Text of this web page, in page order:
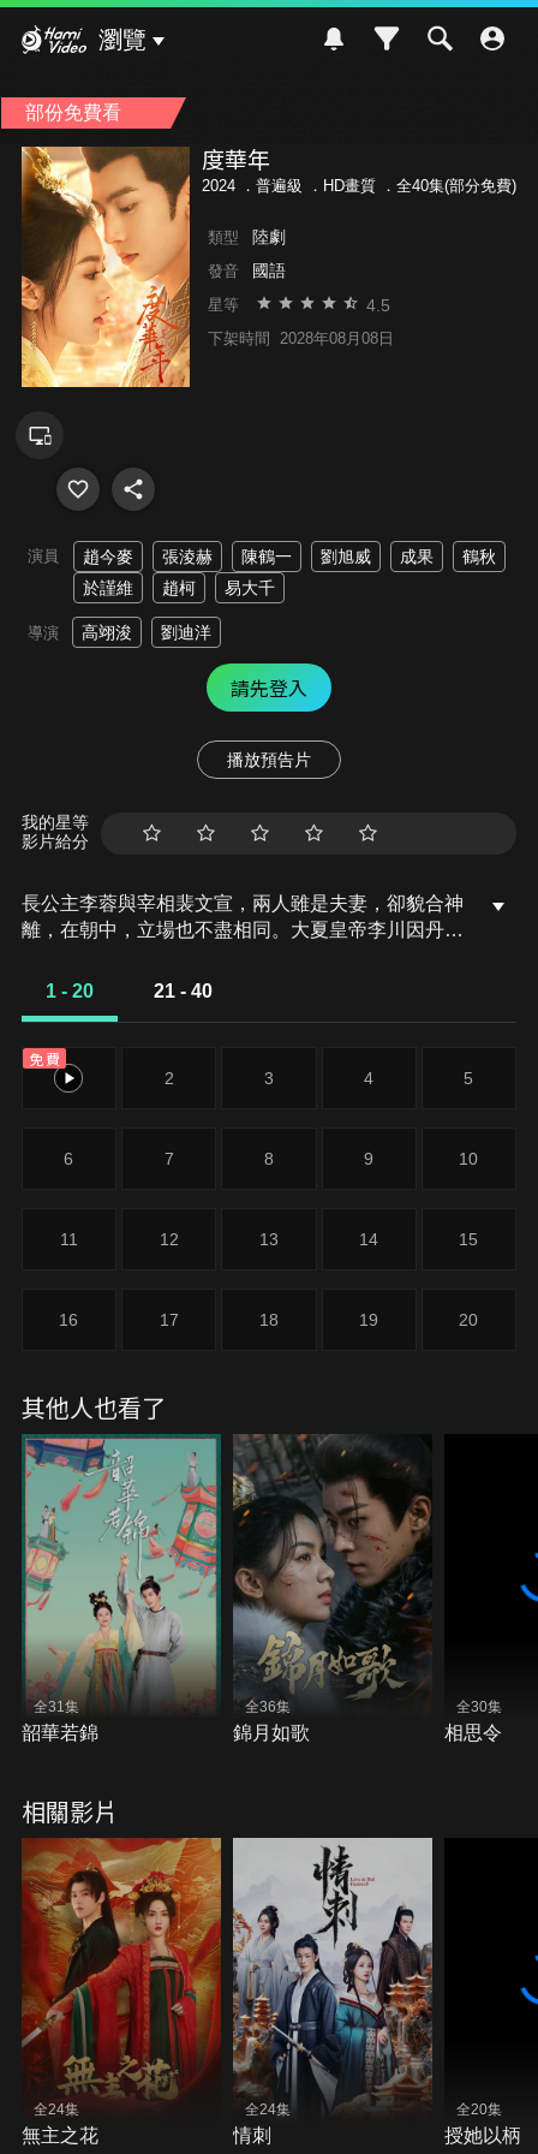
瀏覽
部份免費看
度華年
2024 ． 普遍級 ．HD畫質 ．全40集(部分免費)
類型 陸劇
發音 國語
星等 4.5
下架時間 2028年08月08日
演員 趙今麥 張淩赫 陳鶴一 劉旭威 成果
鶴秋
於謹維
趙柯 易大千
導演 高翊浚 劉迪洋
請先登入
播放預告片
我的星等
影片給分
長公主李蓉與宰相裴文宣，兩人雖是夫妻，卻貌合神
離，在朝中，立場也不盡相同。大夏皇帝李川因丹藥
皇后上官雅之子為儲，而裴文宣則執意扶持側妃秦真
香美人之毒離奇身亡...
1 - 20 21 - 40
免費
1 2 3 4 5
6 7 8 9 10
11 12 13 14 15
16 17 18 19 20
其他人也看了
全31集
韶華若錦
全36集
錦月如歌
全30集
相思令
相關影片
全24集
無主之花
全24集
情刺
全20集
授她以柄